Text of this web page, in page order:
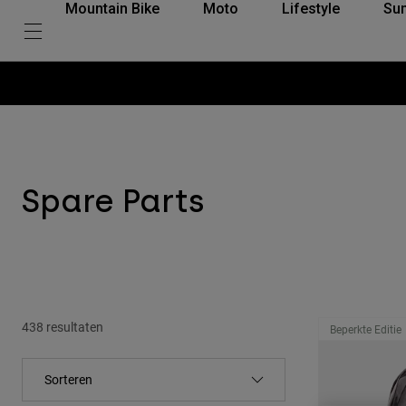
Mountain Bike Moto Lifestyle
Spare Parts
438 resultaten Beperkte Editie